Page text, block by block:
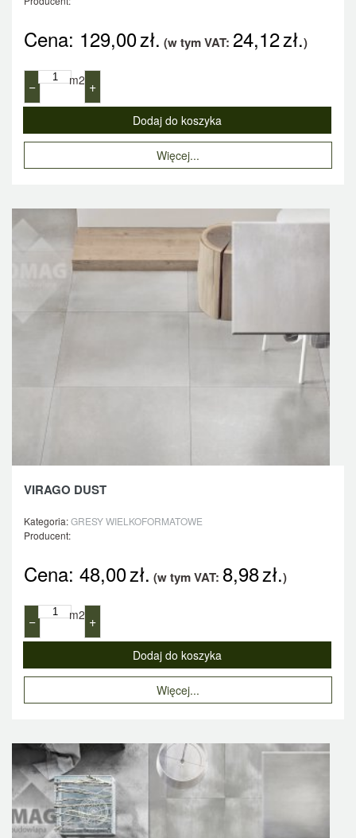
Cena: 129,00zł. (w tym VAT: 24,12zł.)
− m2 +
Więcej...
VIRAGO DUST
Kategoria:GRESY WIELKOFORMATOWE
Producent:
Cena: 48,00zł. (w tym VAT: 8,98zł.)
− m2 +
Więcej...